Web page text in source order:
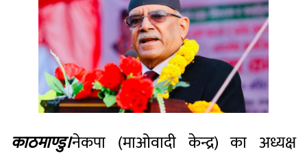
काठमाण्डु।नेकपा (माओवादी केन्द्र) का अध्यक्ष